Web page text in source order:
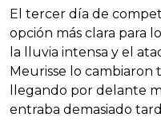
El tercer día de
opción más clara para
la lluvia intensa y el
Meurisse lo cambiaron
llegando por delante
entraba demasiado